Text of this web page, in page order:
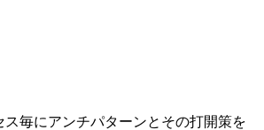
毎にアンチパターンとその打開策を